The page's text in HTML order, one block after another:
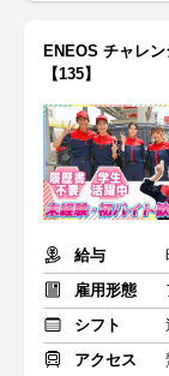
ENEOS チャレ
【135】
給与
雇用形態
シフト
アクセス